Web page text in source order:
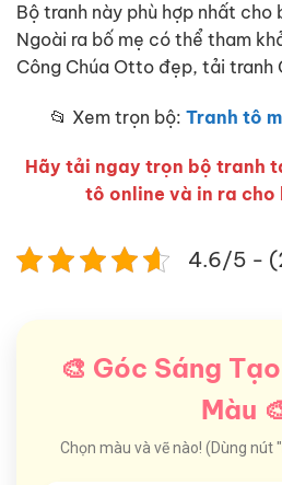
Bộ tranh này phù hợp nhất
Ngoài ra bố mẹ có thể tham
Công Chúa Otto đẹp, tải tranh
📂 Xem trọn bộ: Tranh tô
Hãy tải ngay trọn bộ tranh
tô online và in ra cho
4.6/5 -
🎨 Góc Sáng
Màu
Chọn màu và vẽ nào! (Dùng nút